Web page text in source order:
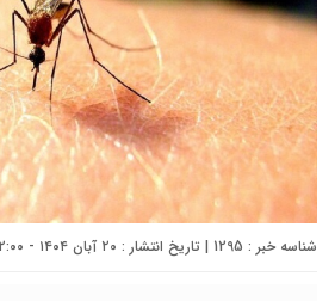
شناسه خبر : 1295 | تاریخ انتشار : ۲۰ آبان ۱۴۰۴ - ۱۲:۰۰ | تعداد دیدگاه :